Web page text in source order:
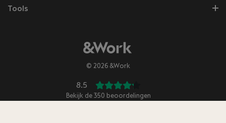
Tools
© 2026 &Work
8.5
Bekijk de 350 beoordelingen